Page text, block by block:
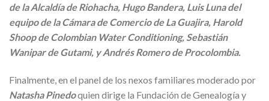
de la Alcaldía de Riohacha, Hugo Bandera, Luis Luna del
equipo de la Cámara de Comercio de La Guajira, Harold
Shoop de Colombian Water Conditioning, Sebastián
Wanipar de Gutami, y Andrés Romero de Procolombia.
Finalmente, en el panel de los nexos familiares moderado por
Natasha Pinedoquien dirige la Fundación de Genealogía y